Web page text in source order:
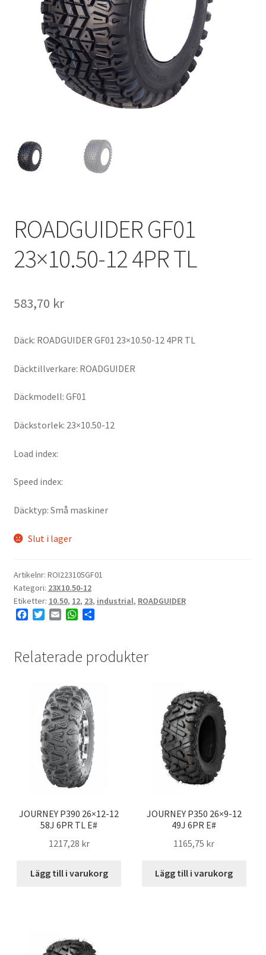
ROADGUIDER GF01
23×10.50-12 4PR TL
583,70 kr
Däck: ROADGUIDER GF01 23×10.50-12 4PR TL
Däcktillverkare: ROADGUIDER
Däckmodell: GF01
Däckstorlek: 23×10.50-12
Load index:
Speed index:
Däcktyp: Små maskiner
Slut i lager
Artikelnr: ROI223105GF01
Kategori: 23X10.50-12
Etiketter: 10.50, 12, 23, industrial, ROADGUIDER
e
b
t
l
W
s
p
p
Relaterade produkter
JOURNEY P390 26×12-12
58J 6PR TL E#
1217,28 kr
Lägg till i varukorg
JOURNEY P350 26×9-12
49J 6PR E#
1165,75 kr
Lägg till i varukorg